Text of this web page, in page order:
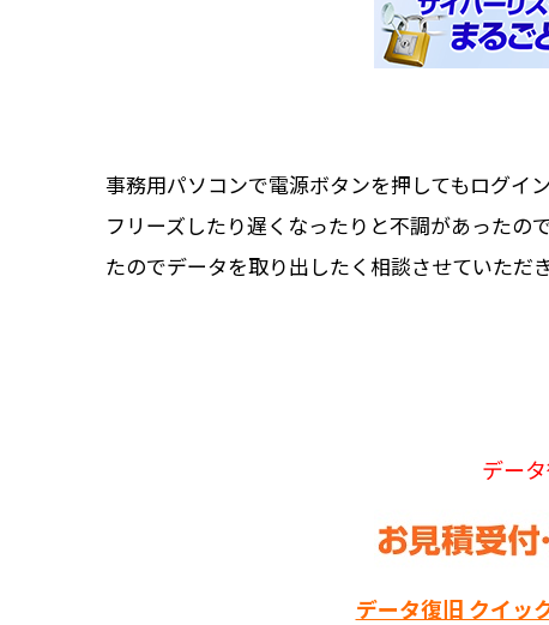
事務用パソコンで電源ボタンを押してもログイ
フリーズしたり遅くなったりと不調があったの
たのでデータを取り出したく相談させていただ
デー
データ復旧 クイッ